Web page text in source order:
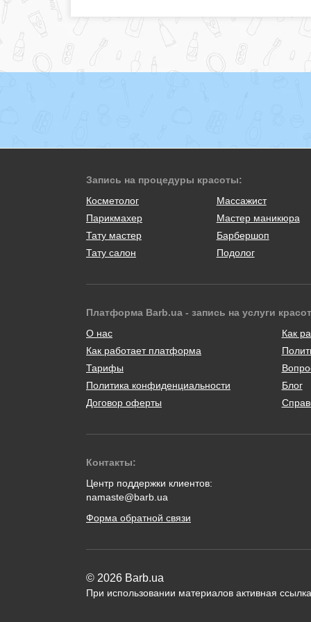
Запись на процедуры красоты:
Косметолог
Массажист
Парикмахер
Мастер маникюра
Тату мастер
Барбершоп
Тату салон
Подолог
Платформа Barb.ua - запись на услуги
О нас
Как работает платформа
Тарифы
Политика конфиденциальности
Договор оферты
Как
Блог
Контакты:
Центр поддержки клиентов:
namaste@barb.ua
Форма обратной связи
© 2026 Barb.ua
При использовании материалов активная